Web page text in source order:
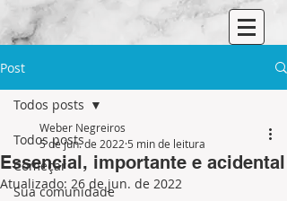
Post
Todos posts
Começar
Sua comunidade
Todos posts
Essencial, importante e acidental
Weber Negreiros
5 de jun. de 2022 5 min de leitura
Atualizado: 26 de jun. de 2022